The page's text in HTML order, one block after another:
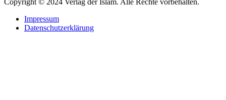
Impressum
Datenschutzerklärung